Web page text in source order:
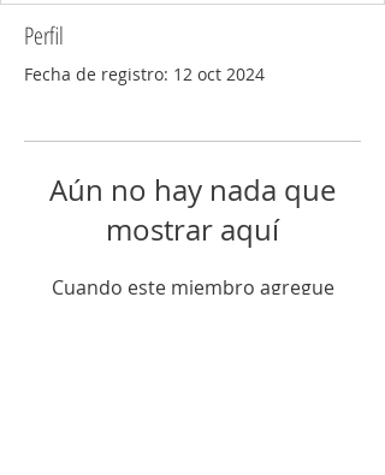
Perfil
Fecha de registro: 12 oct 2024
Aún no hay nada que
mostrar aquí
Cuando este miembro agregue